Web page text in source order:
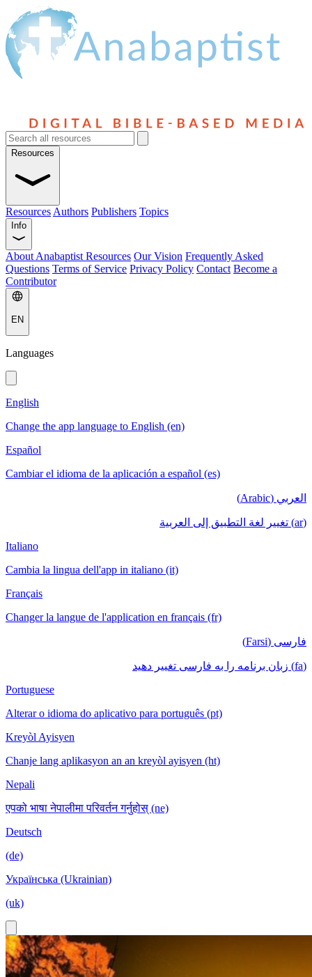
Resources
Resources Authors Publishers Topics
Info
About Anabaptist Resources Our Vision Frequently Asked
Questions Terms of Service Privacy Policy Contact Become a
Contributor
EN
Languages
English
Change the app language to English (en)
Español
Cambiar el idioma de la aplicación a español (es)
العربي (Arabic)
(ar) تغيير لغة التطبيق إلى العربية
Italiano
Cambia la lingua dell'app in italiano (it)
Français
Changer la langue de l'application en français (fr)
فارسی (Farsi)
(fa) زبان برنامه را به فارسی تغییر دهید
Portuguese
Alterar o idioma do aplicativo para português (pt)
Kreyòl Ayisyen
Chanje lang aplikasyon an an kreyòl ayisyen (ht)
Nepali
एपको भाषा नेपालीमा परिवर्तन गर्नुहोस् (ne)
Deutsch
(de)
Українська (Ukrainian)
(uk)